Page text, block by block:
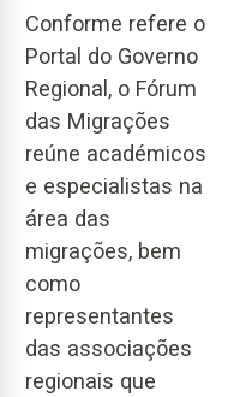
Conforme refere o
Portal do Governo
Regional, o Fórum
das Migrações
reúne académicos
e especialistas na
área das
migrações, bem
como
representantes
das associações
regionais que